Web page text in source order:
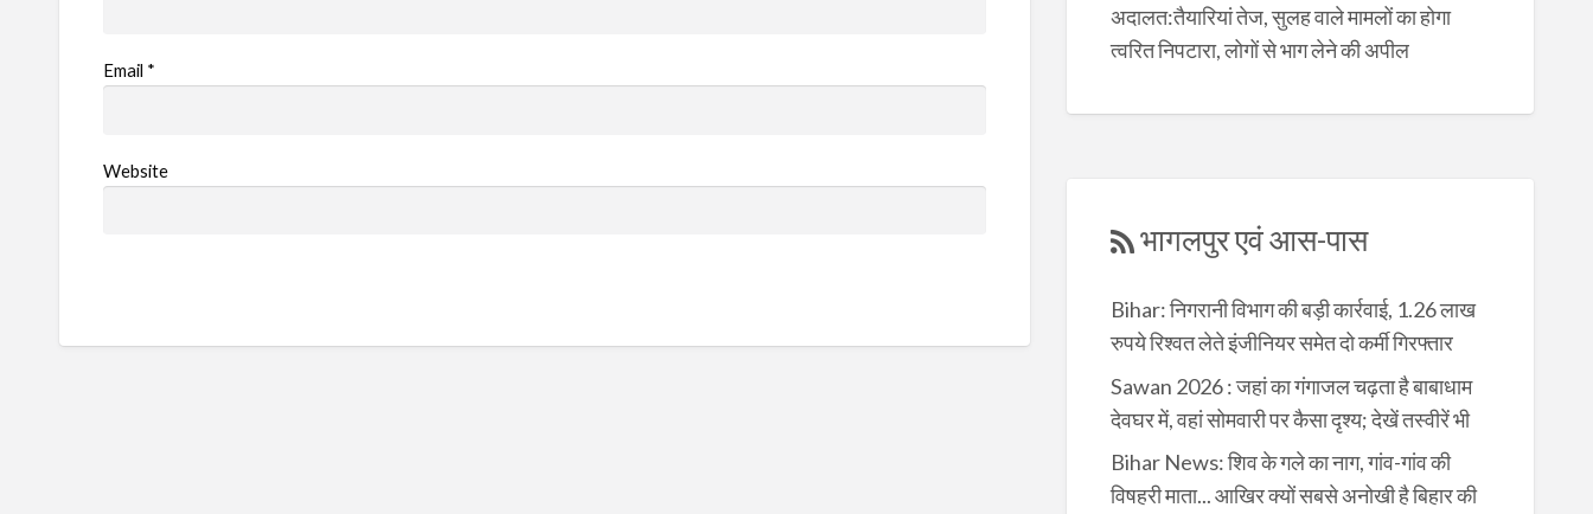
Email *
Website
अदालत:तैयारियां तेज, सुलह वाले मामलों का होगा
त्वरित निपटारा, लोगों से भाग लेने की अपील
भागलपुर एवं आस-पास
Bihar: निगरानी विभाग की बड़ी कार्रवाई, 1.26 लाख
रुपये रिश्वत लेते इंजीनियर समेत दो कर्मी गिरफ्तार
Sawan 2026 : जहां का गंगाजल चढ़ता है बाबाधाम
देवघर में, वहां सोमवारी पर कैसा दृश्य; देखें तस्वीरें भी
Bihar News: शिव के गले का नाग, गांव-गांव की
विषहरी माता... आखिर क्यों सबसे अनोखी है बिहार की